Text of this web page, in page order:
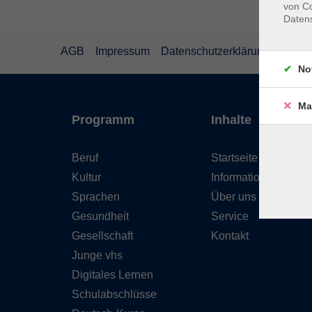
AGB Impressum Datenschutzerklärung
Programm
Beruf
Kultur
Sprachen
Gesundheit
Gesellschaft
Junge vhs
Digitales Lernen
Schulabschlüsse
Inhalte
Startseite
Informationen
Über uns
Service
Kontakt
von